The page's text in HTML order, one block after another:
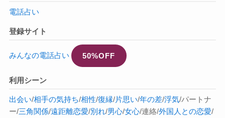
電話占い
登録サイト
みんなの電話占い 50%OFF
利用シーン
出会い/相手の気持ち/相性/復縁/片思い/年の差/浮気/パートナ
ー/三角関係/遠距離恋愛/別れ/男心/女心/連絡/外国人との恋愛/